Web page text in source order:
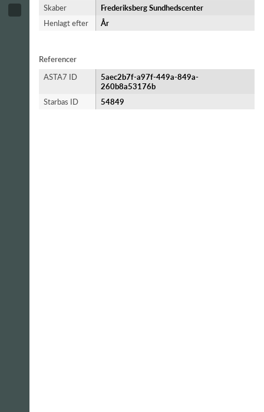
Skaber
Frederiksberg Sundhedscenter
Henlagt efter
År
Referencer
ASTA7 ID
5aec2b7f-a97f-449a-849a-
260b8a53176b
Starbas ID
54849